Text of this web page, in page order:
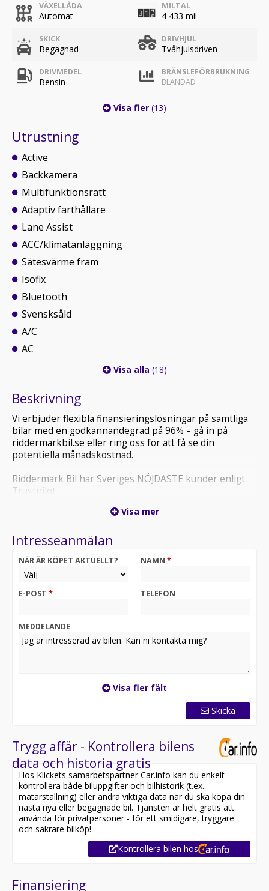
VÄXELLÅDA
Automat
MILTAL
4 433 mil
SKICK
Begagnad
DRIVHJUL
Tvåhjulsdriven
DRIVMEDEL
Bensin
BRÄNSLEFÖRBRUKNING
BLANDAD
Visa fler (13)
Utrustning
Active
Backkamera
Multifunktionsratt
Adaptiv farthållare
Lane Assist
ACC/klimatanläggning
Sätesvärme fram
Isofix
Bluetooth
Svensksåld
A/C
AC
Visa alla (18)
Beskrivning
Vi erbjuder flexibla finansieringslösningar på samtliga
bilar med en godkännandegrad på 96% – gå in på
riddermarkbil.se eller ring oss för att få se din
potentiella månadskostnad.
Riddermark Bil har Sveriges NÖJDASTE kunder enligt
Trustpilot
hemleverans i hela Sverige!*
Toyota Yaris Hybrid Active är en smidig och bränslesnål
vardagen.
säkerställa att bilen finns i butiken, då den kan vara
Utrustning inkluderar:
- Active
Möjlighet till 12-60 månaders garanti
Servicehistorik:
2024-01-30 - 1293 mil
2025-02-21 - 2796 mil
2026-07-08 - 4433 mil
Besök
• Se närbilder och film på bilen
Visa mer
Intresseanmälan
NÄR ÄR KÖPET AKTUELLT? NAMN *
E-POST * TELEFON
MEDDELANDE
Visa fler fält
Skicka
Trygg affär - Kontrollera bilens
data och historia gratis
Hos Klickets samarbetspartner Car.info kan du enkelt
kontrollera både biluppgifter och bilhistorik (t.ex.
mätarställning) eller andra viktiga data när du ska köpa din
nästa nya eller begagnade bil. Tjänsten är helt gratis att
använda för privatpersoner - för ett smidigare, tryggare
och säkrare bilköp!
Kontrollera bilen hos
Finansiering